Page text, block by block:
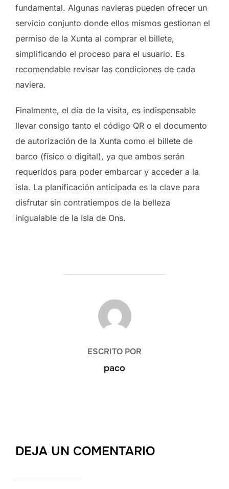
fundamental. Algunas navieras pueden ofrecer un
servicio conjunto donde ellos mismos gestionan el
permiso de la Xunta al comprar el billete,
simplificando el proceso para el usuario. Es
recomendable revisar las condiciones de cada
naviera.
Finalmente, el día de la visita, es indispensable
llevar consigo tanto el código QR o el documento
de autorización de la Xunta como el billete de
barco (físico o digital), ya que ambos serán
requeridos para poder embarcar y acceder a la
isla. La planificación anticipada es la clave para
disfrutar sin contratiempos de la belleza
inigualable de la Isla de Ons.
AUTOR DE LA ENTRADA
ESCRITO POR
paco
DEJA UN COMENTARIO